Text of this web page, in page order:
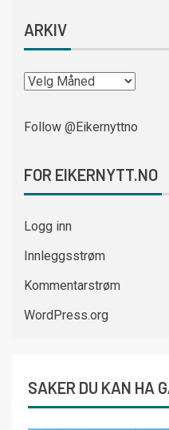
ARKIV
Follow @Eikernyttno
FOR EIKERNYTT.NO
Logg inn
Innleggsstrøm
Kommentarstrøm
WordPress.org
SAKER DU KAN HA